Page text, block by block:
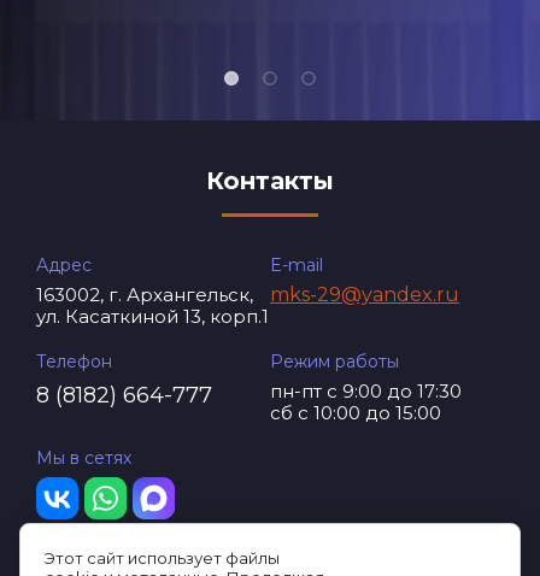
Контакты
Адрес
163002, г. Архангельск,
ул. Касаткиной 13, корп.1
Телефон
8 (8182) 664-777
Режим работы
пн-пт с 9:00 до 17:30
сб с 10:00 до 15:00
E-mail
mks-29@yandex.ru
Мы в сетях
© 2012-2026 ООО «КосмоДом»
Этот сайт использует файлы